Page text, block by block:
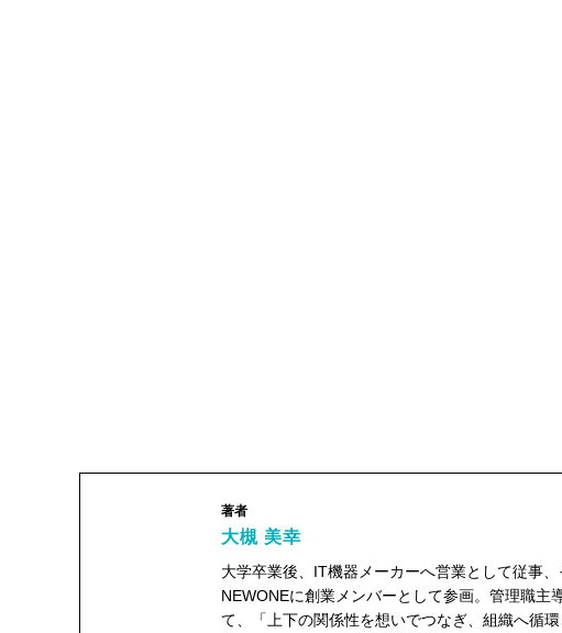
著者
大槻 美幸
大学卒業後、IT機器メーカーへ営業として従事
NEWONEに創業メンバーとして参画。管理職主
て、「上下の関係性を想いでつなぎ、組織へ循